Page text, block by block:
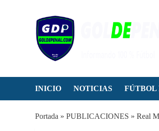
INICIO NOTICIAS FÚTBOL
Portada » PUBLICACIONES » Real